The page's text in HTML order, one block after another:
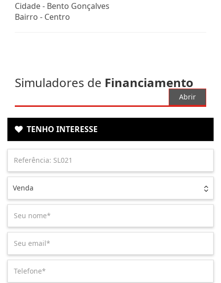
Cidade - Bento Gonçalves
Bairro - Centro
Simuladores de Financiamento
Abrir
TENHO INTERESSE
Venda